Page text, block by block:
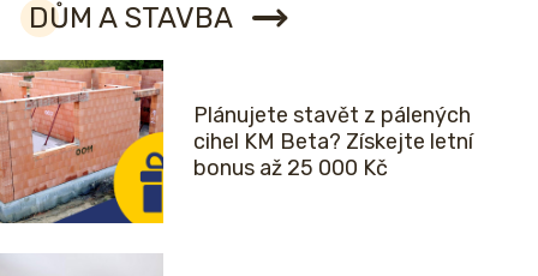
DŮM A STAVBA
Plánujete stavět z pálených
cihel KM Beta? Získejte letní
bonus až 25 000 Kč